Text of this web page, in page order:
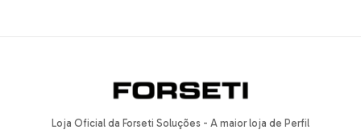
Loja Oficial da Forseti Soluções - A maior loja de Perfil